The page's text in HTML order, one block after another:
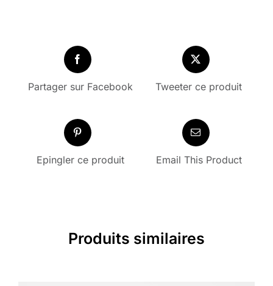
Partager sur Facebook Tweeter ce produit
Epingler ce produit Email This Product
Produits similaires